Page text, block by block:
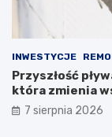
INWESTYCJE
Przyszłość
która zmienia
7 sierpnia 2026